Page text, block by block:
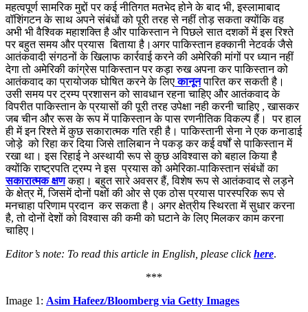
महत्वपूर्ण सामरिक मुद्दों पर कई नीतिगत मतभेद होने के बाद भी, इस्लामाबाद
वॉशिंगटन के साथ अपने संबंधों को पूरी तरह से नहीं तोड़ सकता क्योंकि वह
अभी भी वैश्विक महाशक्ति है और पाकिस्तान ने पिछले सात दशकों में इस रिश्ते
पर बहुत समय और प्रयास बिताया है।अगर पाकिस्तान हक्कानी नेटवर्क जैसे
आतंकवादी संगठनों के खिलाफ कार्रवाई करने की अमेरिकी मांगों पर ध्यान नहीं
देगा तो अमेरिकी कांग्रेस पाकिस्तान पर कड़ा रुख अपना कर पाकिस्तान को
आतंकवाद का प्रायोजक घोषित करने के लिए कानून पारित कर सकती है।
उसी समय पर ट्रम्प प्रशासन को सावधान रहना चाहिए और आतंकवाद के
विपरीतपाकिस्तान के प्रयासों की पूरी तरहउपेक्षानही करनी चाहिए , खासकर
जब चीन और रूस के रूप में पाकिस्तान के पास रणनीतिक विकल्प हैं। पर हाल
ही में इन रिश्ते में कुछ सकारात्मक गति रही है। पाकिस्तानी सेना ने एक कनाडाई
जोड़े को रिहा कर दिया जिसे तालिबान ने पकड़ कर कई वर्षों से पाकिस्तान में
रखा था। इस रिहाई ने अस्थायी रूप से कुछ अविश्वास को बहाल किया है
क्योंकि राष्ट्रपति ट्रम्प ने इस प्रयास को अमेरिका-पाकिस्तान संबंधों का
सकारात्मक क्षणकहा। बहुत सारे अवसर हैं, विशेष रूप से आतंकवाद से लड़ने
के क्षेत्र में, जिसमें दोनों पक्षों की ओर से एक ठोस प्रयास पारस्परिक रूप से
मनचाहा परिणाम प्रदान कर सकता है। अगर क्षेत्रीय स्थिरता में सुधार करना
है, तो दोनों देशों को विश्वास की कमी को घटाने के लिए मिलकर काम करना
चाहिए ।
Editor’s note: To read this article in English, please clickhere.
***
Image 1: Asim Hafeez/Bloomberg via Getty Images